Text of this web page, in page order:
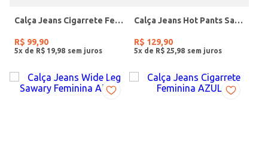
Calça Jeans Cigarrete Feminina AZUL
R$ 99,90
5x de R$ 19 98
Calça Jeans Hot Pants Sawary Feminina AZUL
R$ 129,90
5x de R$ 25 98